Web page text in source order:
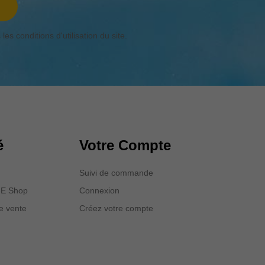
conditions d'utilisation du site.
Shop
vente
Votre Compte
Suivi de commande
Connexion
Créez votre compte